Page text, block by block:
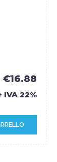
€16.88
IVA 22%